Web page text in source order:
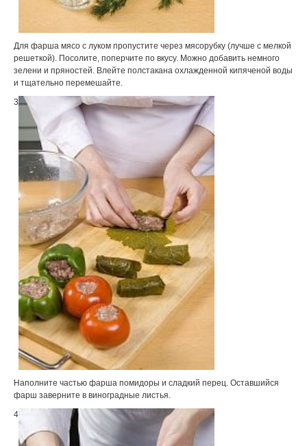
Для фарша мясо с луком пропустите через мясорубку (лучше с мелкой
решеткой). Посолите, поперчите по вкусу. Можно добавить немного
зелени и пряностей. Влейте полстакана охлажденной кипяченой воды
и тщательно перемешайте.
3
Наполните частью фарша помидоры и сладкий перец. Оставшийся
фарш заверните в виноградные листья.
4